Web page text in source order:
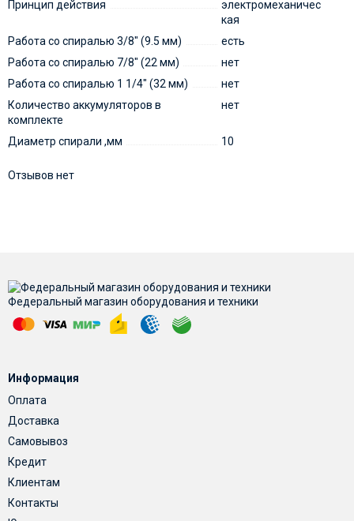
Принцип действия
электромеханичес
кая
Работа со спиралью 3/8" (9.5 мм)
есть
Работа со спиралью 7/8" (22 мм)
нет
Работа со спиралью 1 1/4" (32 мм)
нет
Количество аккумуляторов в
комплекте
нет
Диаметр спирали ,мм 10
Отзывов нет
Федеральный магазин оборудования и техники
Информация
Оплата
Доставка
Самовывоз
Кредит
Клиентам
Контакты